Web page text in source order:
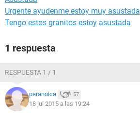
Urgente ayudenme estoy muy asustada
Tengo estos granitos estoy asustada
1 respuesta
RESPUESTA 1 / 1
paranoica 57
18 jul 2015 a las 19:24